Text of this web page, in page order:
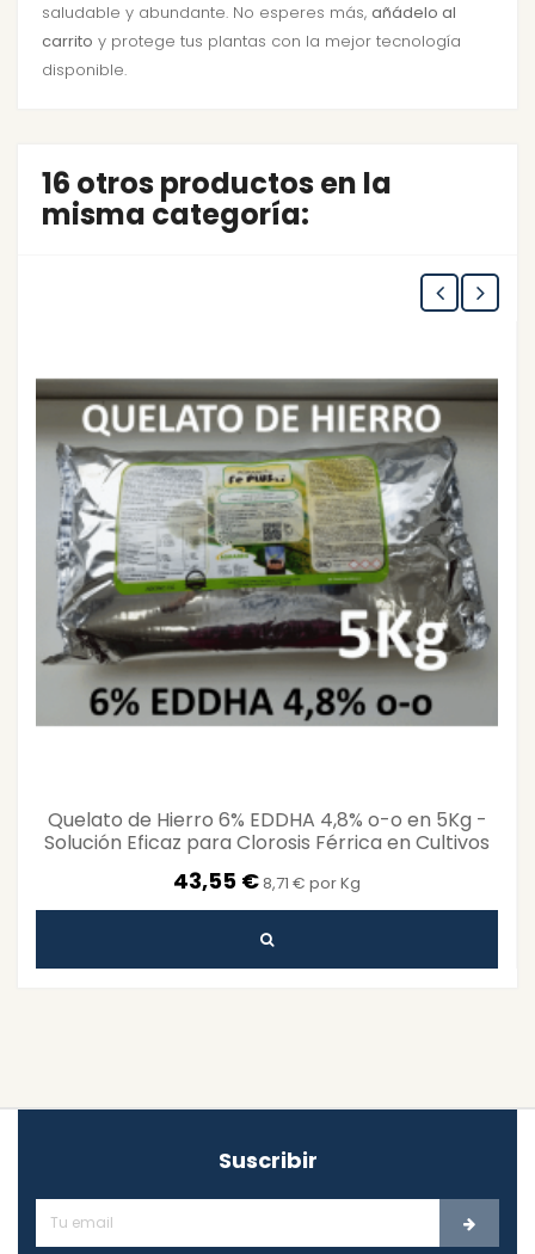
saludable y abundante. No esperes más, añádelo al
carrito y protege tus plantas con la mejor tecnología
disponible.
16 otros productos en la
misma categoría:
Quelato de Hierro 6% EDDHA 4,8% o-o en 5Kg -
Solución Eficaz para Clorosis Férrica en Cultivos
43,55 €8,71 € por Kg
Suscribir